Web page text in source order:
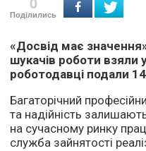
Поділились
«Досвід має
шукачів роботи взяли
роботодавці подали
Багаторічний
та надійність
на сучасному ринку
служба зайнятості